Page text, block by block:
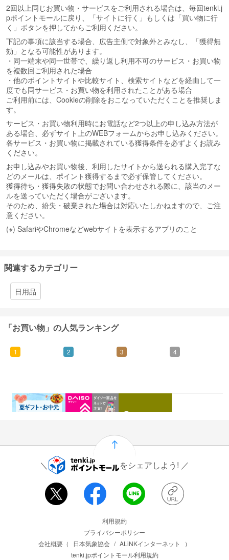
2回以上同じお買い物・サービスをご利用される場合は、毎回tenki.j
pポイントモールに戻り、「サイトに行く」もしくは「買い物に行
く」ボタンを押してからご利用ください。
下記の事項に該当する場合、広告主側で対象外とみなし、「獲得無
効」となる可能性があります。
・同一端末や同一世帯で、繰り返し利用不可のサービス・お買い物
を複数回ご利用された場合
・他のポイントサイトや比較サイト、検索サイトなどを経由して一
度でも同サービス・お買い物を利用されたことがある場合
ご利用前には、Cookieの削除をおこなっていただくことを推奨しま
す。
サービス・お買い物利用時にお電話など2つ以上の申し込み方法が
ある場合、必ずサイト上のWEBフォームからお申し込みください。
各サービス・お買い物に掲載されている獲得条件を必ずよくお読み
ください。
お申し込みやお買い物後、利用したサイトから送られる購入完了な
どのメールは、ポイント獲得するまで必ず保管してください。
獲得待ち・獲得失敗の状態でお問い合わせされる際に、該当のメー
ルを送っていただく場合がございます。
そのため、紛失・破棄された場合は対応いたしかねますので、ご注
意ください。
(※) SafariやChromeなどwebサイトを表示するアプリのこと
関連するカテゴリー
日用品
「お買い物」の人気ランキング
1
0.46%還元
2
1.5%還元
3 4
をシェアしよう!
利用規約
プライバシーポリシー
会社概要（
日本気象協会 / ALiNKインターネット
）
tenki.jpポイントモール利用規約